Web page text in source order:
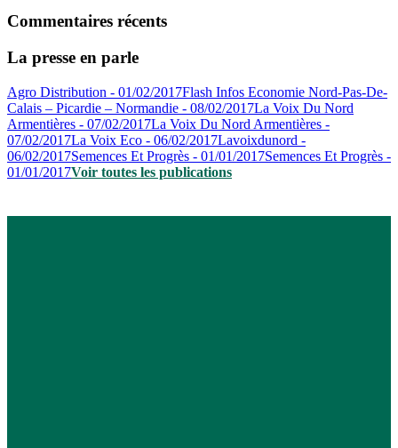
Commentaires récents
La presse en parle
Agro Distribution - 01/02/2017Flash Infos Economie Nord-Pas-De-
Calais – Picardie – Normandie - 08/02/2017La Voix Du Nord
Armentières - 07/02/2017La Voix Du Nord Armentières -
07/02/2017La Voix Eco - 06/02/2017Lavoixdunord -
06/02/2017Semences Et Progrès - 01/01/2017Semences Et Progrès -
01/01/2017Voir toutes les publications